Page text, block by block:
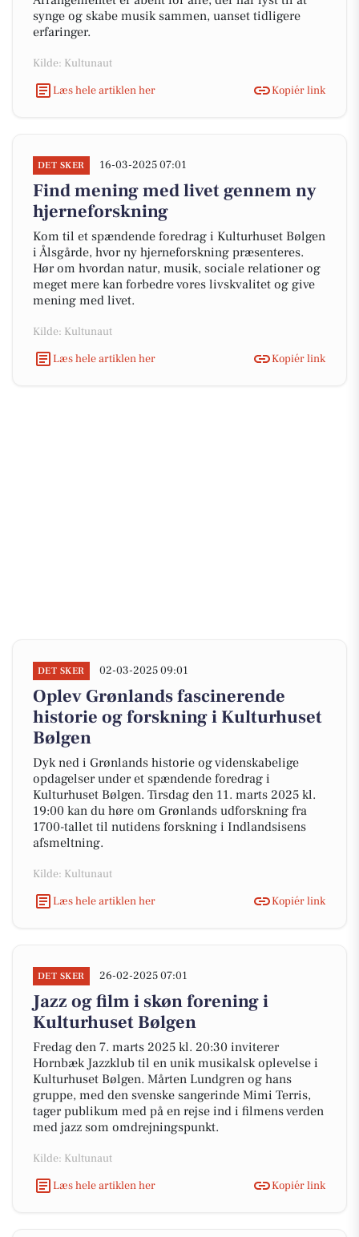
synge og skabe musik sammen, uanset tidligere
erfaringer.
Kilde: Kultunaut
Læs hele artiklen her
Kopiér link
DET SKER 16-03-2025 07:01
Find mening med livet gennem ny
hjerneforskning
Kom til et spændende foredrag i Kulturhuset Bølgen
i Ålsgårde, hvor ny hjerneforskning præsenteres.
Hør om hvordan natur, musik, sociale relationer og
meget mere kan forbedre vores livskvalitet og give
mening med livet.
Kilde: Kultunaut
Læs hele artiklen her
Kopiér link
DET SKER 02-03-2025 09:01
Oplev Grønlands fascinerende
historie og forskning i Kulturhuset
Bølgen
Dyk ned i Grønlands historie og videnskabelige
opdagelser under et spændende foredrag i
Kulturhuset Bølgen. Tirsdag den 11. marts 2025 kl.
19:00 kan du høre om Grønlands udforskning fra
1700-tallet til nutidens forskning i Indlandsisens
afsmeltning.
Kilde: Kultunaut
Læs hele artiklen her
Kopiér link
DET SKER 26-02-2025 07:01
Jazz og film i skøn forening i
Kulturhuset Bølgen
Fredag den 7. marts 2025 kl. 20:30 inviterer
Hornbæk Jazzklub til en unik musikalsk oplevelse i
Kulturhuset Bølgen. Mårten Lundgren og hans
gruppe, med den svenske sangerinde Mimi Terris,
tager publikum med på en rejse ind i filmens verden
med jazz som omdrejningspunkt.
Kilde: Kultunaut
Læs hele artiklen her
Kopiér link